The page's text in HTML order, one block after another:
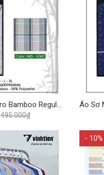
Áo Sơ Mi Dài Tay Caro Bamboo Regular Fit 495 Vĩnh Tiến - Nhiều màu
495.000₫
- 10%